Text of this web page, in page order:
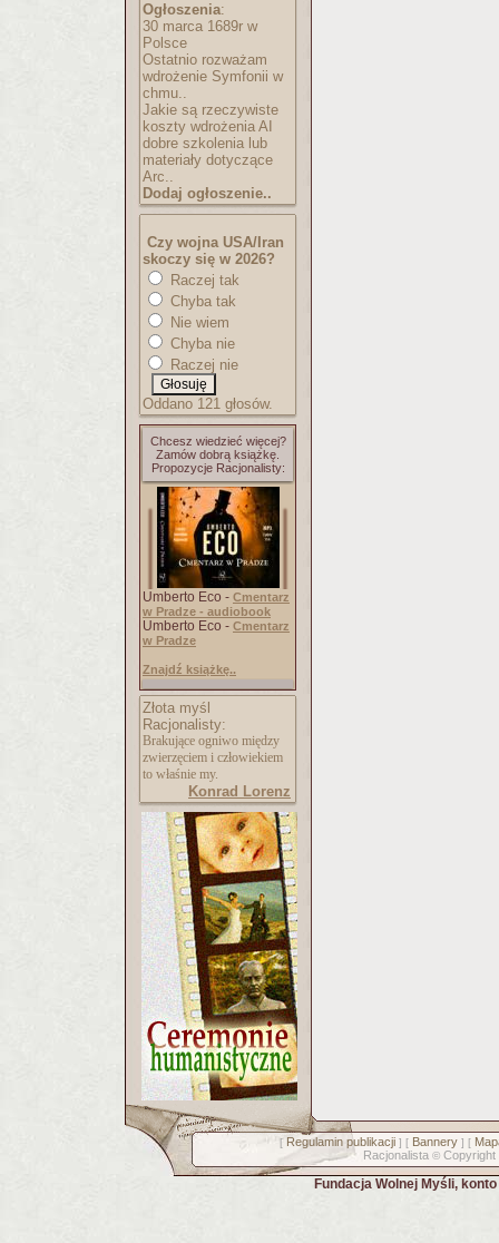
Ogłoszenia:
30 marca 1689r w
Polsce
Ostatnio rozważam
wdrożenie Symfonii w
chmu..
Jakie są rzeczywiste
koszty wdrożenia AI
dobre szkolenia lub
materiały dotyczące
Arc..
Dodaj ogłoszenie..
Czy wojna USA/Iran
skoczy się w 2026?
Raczej tak
Chyba tak
Nie wiem
Chyba nie
Raczej nie
Oddano 121 głosów.
Chcesz wiedzieć więcej?
Zamów dobrą książkę.
Propozycje Racjonalisty:
Umberto Eco - Cmentarz
w Pradze - audiobook
Umberto Eco - Cmentarz
w Pradze
Znajdź książkę..
Złota myśl
Racjonalisty:
Brakujące ogniwo między
zwierzęciem i człowiekiem
to właśnie my.
Konrad Lorenz
[ Regulamin publikacji] [ Bannery] [
Racjonalista © Copyright
Fundacja Wolnej Myśli,